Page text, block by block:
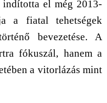
el még 2013-
a fiatal tehetségek
bevezetése. A
fókuszál, hanem a
a vitorlázás mint